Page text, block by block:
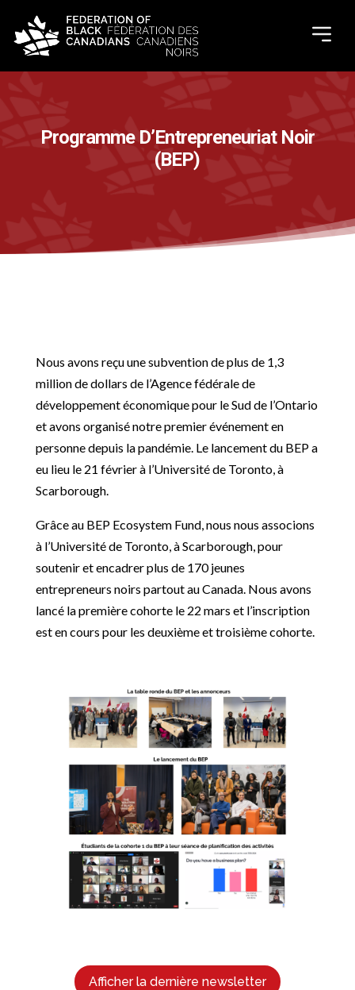
Programme D’Entrepreneuriat Noir
(BEP)
Nous avons reçu une subvention de plus de 1,3
million de dollars de l’Agence fédérale de
développement économique pour le Sud de l’Ontario
et avons organisé notre premier événement en
personne depuis la pandémie. Le lancement du BEP a
eu lieu le 21 février à l’Université de Toronto, à
Scarborough.
Grâce au BEP Ecosystem Fund, nous nous associons
à l’Université de Toronto, à Scarborough, pour
soutenir et encadrer plus de 170 jeunes
entrepreneurs noirs partout au Canada. Nous avons
lancé la première cohorte le 22 mars et l’inscription
est en cours pour les deuxième et troisième cohorte.
Afficher la dernière newsletter